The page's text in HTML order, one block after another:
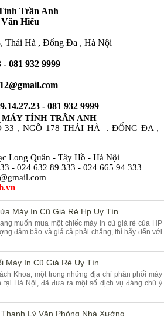
Trần Anh
Hiếu
Thái Hà , Đống Đa , Hà Nội
081 932 9999
- 081 932 9999
MÁY TÍNH TRẦN ANH
33 , NGÕ 178 THÁI HÀ . ĐỐNG ĐA ,
Long Quân - Tây Hồ - Hà Nội
- 024 632 89 333 - 024 665 94 333
Máy In Cũ Giá Rẻ Hp Uy Tín
muốn mua một chiếc máy in cũ giá rẻ của HP
đảm bảo và giá cả phải chăng, thì hãy đến với
Tính Bách Khoa, chúng tôi cung cấp đa dạng
in cũ chính hãng của HP với nhiều mẫu mã và
Máy In Cũ Giá Rẻ Uy Tín
Khoa, một trong những địa chỉ phân phối máy
tại Hà Nội, đã đưa ra một số dịch vụ đáng chú ý
với giá cả phải chăng. Với hơn 10 năm kinh
lĩnh vực máy in cũ, Máy tính Bách Khoa đang
Lý Văn Phòng Nhà Xưởng